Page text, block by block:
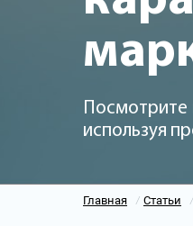
используя
Главная / Статьи /